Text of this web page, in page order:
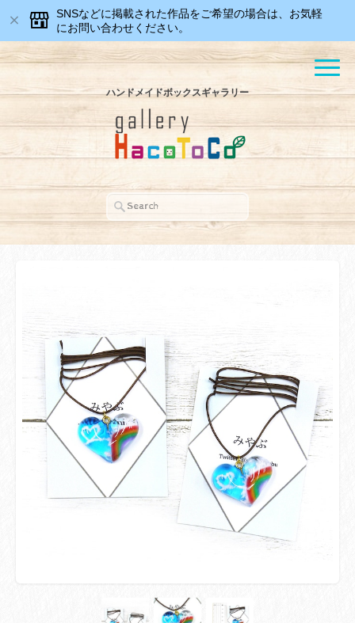
SNSなどに掲載された作品をご希望の場合は、お気軽
にお問い合わせください。
ハンドメイドボックスギャラリー